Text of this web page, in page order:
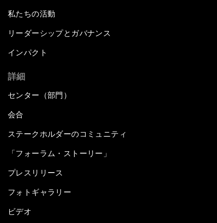
私たちの活動
リーダーシップとガバナンス
インパクト
詳細
センター（部門）
会合
ステークホルダーのコミュニティ
「フォーラム・ストーリー」
プレスリリース
フォトギャラリー
ビデオ